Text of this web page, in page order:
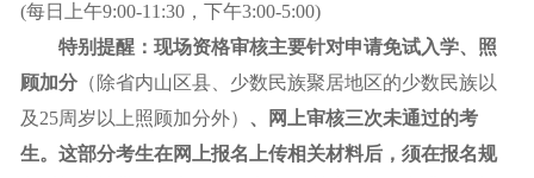
(每日上午9:00-11:30，下午3:00-5:00)
特别提醒：现场资格审核主要针对申请免试入学、照
顾加分 （除省内山区县、少数民族聚居地区的少数民族以
及25周岁以上照顾加分外） 、网上审核三次未通过的考
生。这部分考生在网上报名上传相关材料后，须在报名规